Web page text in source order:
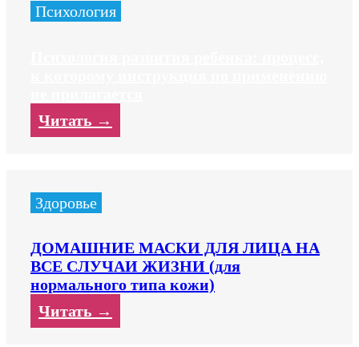
Психология
Читать →
Здоровье
ДОМАШНИЕ МАСКИ ДЛЯ ЛИЦА НА
ВСЕ СЛУЧАИ ЖИЗНИ (для
нормального типа кожи)
Читать →